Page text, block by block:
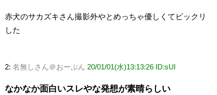
赤犬のサカズキさん撮影外やとめっちゃ優しくてビックリ
した
2: 名無しさん＠おーぷん 20/01/01(水)13:13:26 ID:sUl
なかなか面白いスレやな発想が素晴らしい